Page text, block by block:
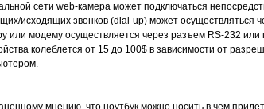
сети web-камера может подключаться
исходящих звонков (dial-up) может осуществляться
или модему осуществляется через разъем RS-232 или
колеблется от 15 до 100$ в зависимости от
мнению, что ноутбук можно носить в чем